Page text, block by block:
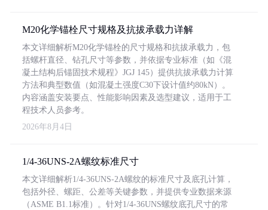
M20化学锚栓尺寸规格及抗拔承载力详解
本文详细解析M20化学锚栓的尺寸规格和抗拔承载力，包
括螺杆直径、钻孔尺寸等参数，并依据专业标准（如《混
凝土结构后锚固技术规程》JGJ 145）提供抗拔承载力计算
方法和典型数值（如混凝土强度C30下设计值约80kN）。
内容涵盖安装要点、性能影响因素及选型建议，适用于工
程技术人员参考。
2026年8月4日
1/4-36UNS-2A螺纹标准尺寸
本文详细解析1/4-36UNS-2A螺纹的标准尺寸及底孔计算，
包括外径、螺距、公差等关键参数，并提供专业数据来源
（ASME B1.1标准）。针对1/4-36UNS螺纹底孔尺寸的常